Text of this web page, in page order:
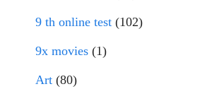
9 th online test (102)
9x movies (1)
Art (80)